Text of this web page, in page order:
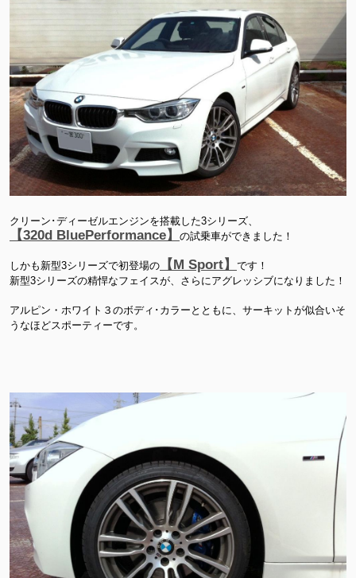
クリーン･ディーゼルエンジンを搭載した3シリーズ、
【320d BluePerformance】 の試乗車ができました！
しかも新型3シリーズで初登場の 【M Sport】
です！
新型3シリーズの精悍なフェイスが、さらにアグレッシブになりました！
アルピン・ホワイト３のボディ･カラーとともに、サーキットが似合いそ
うなほどスポーティーです。